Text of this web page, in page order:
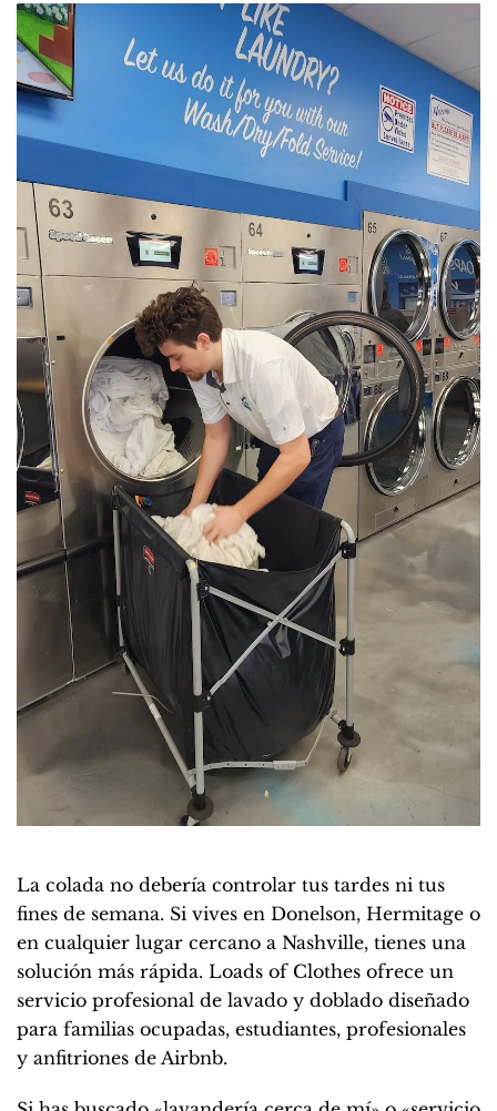
La colada no debería controlar tus tardes ni tus
fines de semana. Si vives en Donelson, Hermitage o
en cualquier lugar cercano a Nashville, tienes una
solución más rápida. Loads of Clothes ofrece un
servicio profesional de lavado y doblado diseñado
para familias ocupadas, estudiantes, profesionales
y anfitriones de Airbnb.